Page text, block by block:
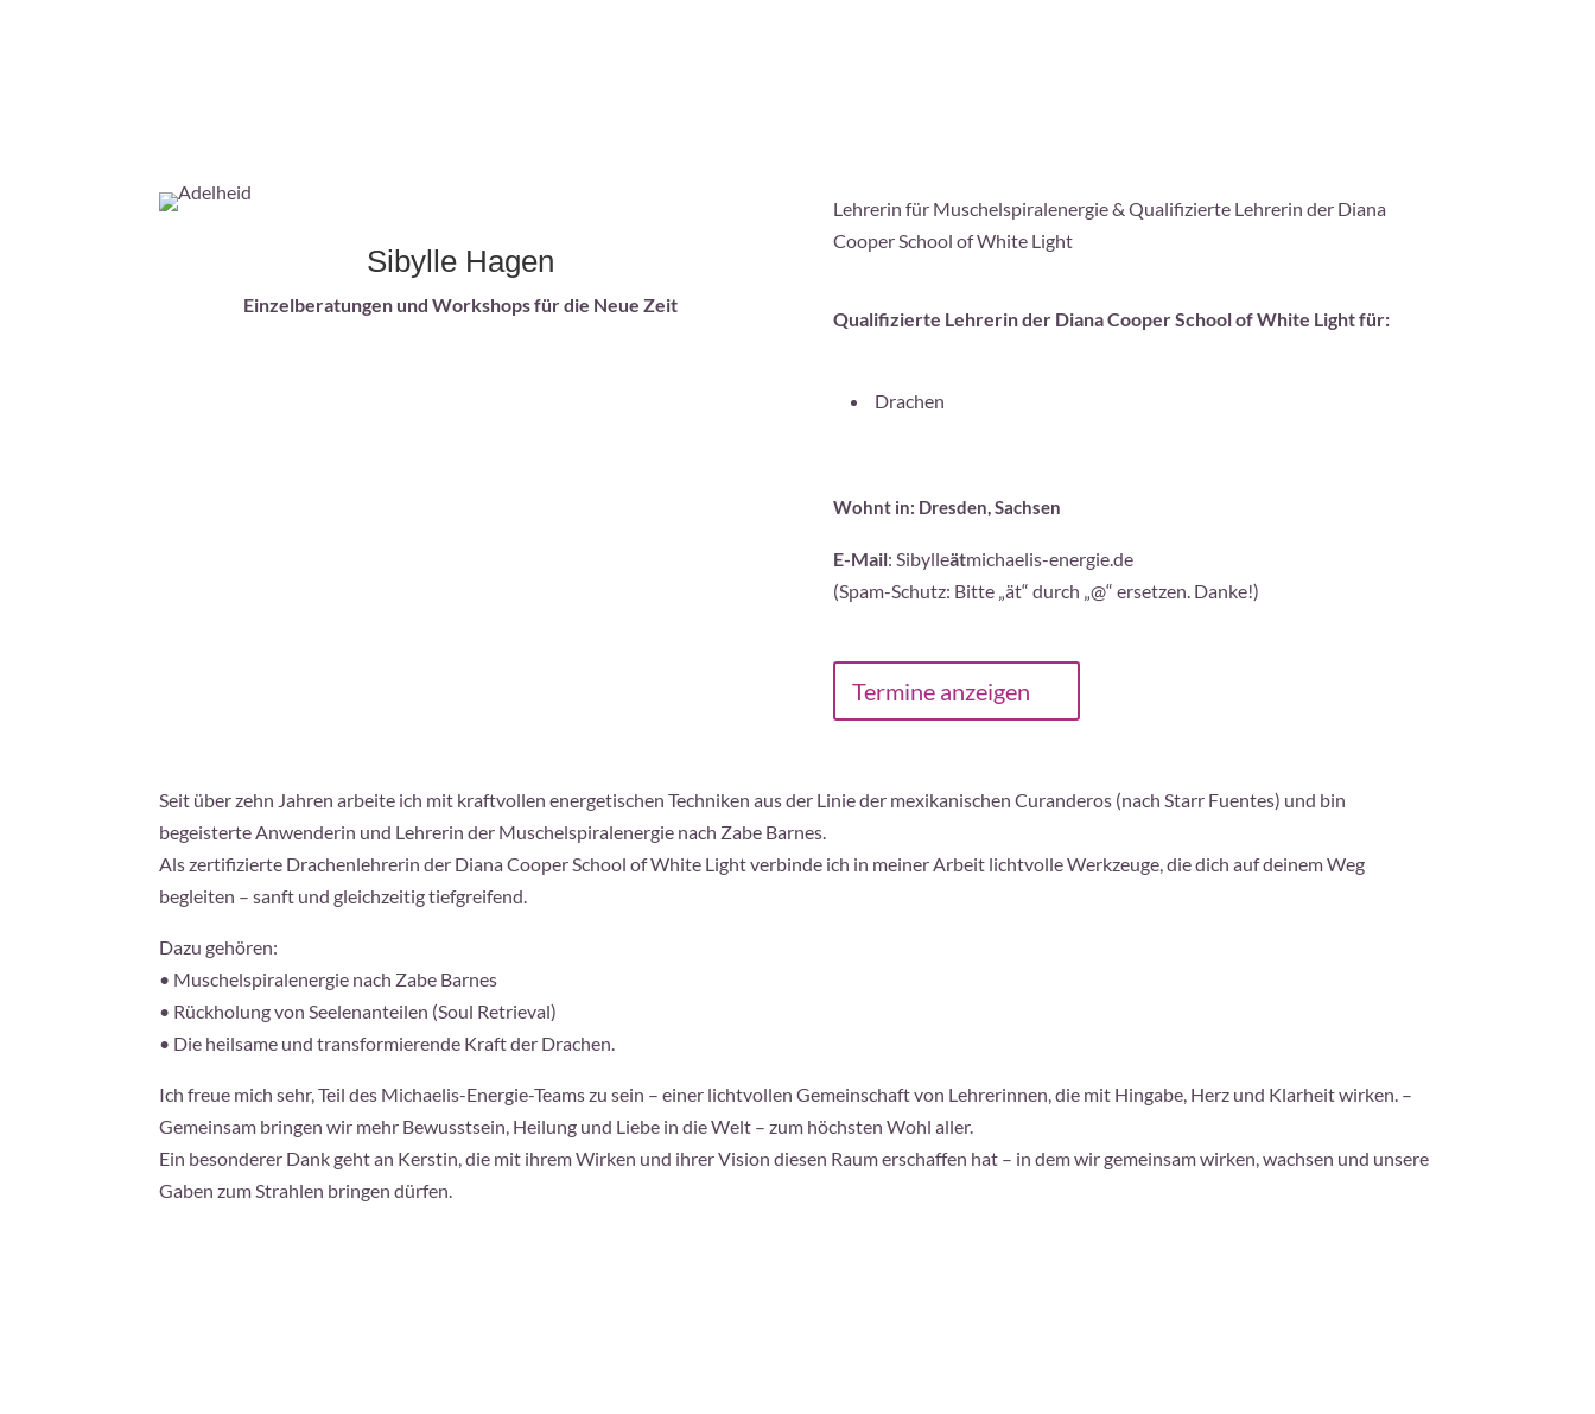
Sibylle Hagen
Einzelberatungen und Workshops für die Neue Zeit
Lehrerin für Muschelspiralenergie & Qualifizierte Lehrerin der Diana
Cooper School of White Light
Qualifizierte Lehrerin der Diana Cooper School of White Light für:
Drachen
Wohnt in: Dresden, Sachsen
E-Mail: Sibylleätmichaelis-energie.de
(Spam-Schutz: Bitte „ät“ durch „@“ ersetzen. Danke!)
Termine anzeigen
Seit über zehn Jahren arbeite ich mit kraftvollen energetischen Techniken aus der Linie der mexikanischen Curanderos (nach Starr Fuentes) und bin
begeisterte Anwenderin und Lehrerin der Muschelspiralenergie nach Zabe Barnes.
Als zertifizierte Drachenlehrerin der Diana Cooper School of White Light verbinde ich in meiner Arbeit lichtvolle Werkzeuge, die dich auf deinem Weg
begleiten – sanft und gleichzeitig tiefgreifend.
Dazu gehören:
• Muschelspiralenergie nach Zabe Barnes
• Rückholung von Seelenanteilen (Soul Retrieval)
• Die heilsame und transformierende Kraft der Drachen.
Ich freue mich sehr, Teil des Michaelis-Energie-Teams zu sein – einer lichtvollen Gemeinschaft von Lehrerinnen, die mit Hingabe, Herz und Klarheit wirken. –
Gemeinsam bringen wir mehr Bewusstsein, Heilung und Liebe in die Welt – zum höchsten Wohl aller.
Ein besonderer Dank geht an Kerstin, die mit ihrem Wirken und ihrer Vision diesen Raum erschaffen hat – in dem wir gemeinsam wirken, wachsen und unsere
Gaben zum Strahlen bringen dürfen.